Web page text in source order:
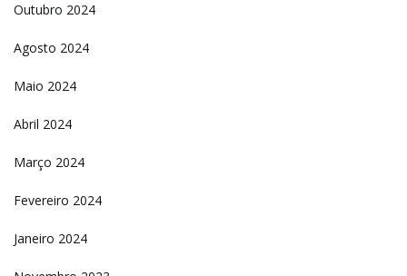
Outubro 2024
Agosto 2024
Maio 2024
Abril 2024
Março 2024
Fevereiro 2024
Janeiro 2024